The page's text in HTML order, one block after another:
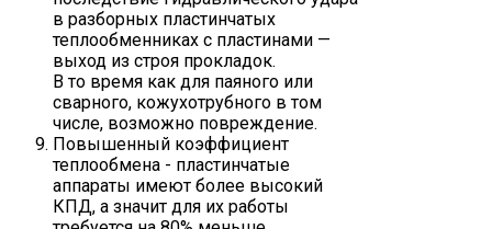
в разборных пластинчатых
теплообменниках с пластинами —
выход из строя прокладок.
В то время как для паяного или
сварного, кожухотрубного в том
числе, возможно повреждение.
Повышенный коэффициент
теплообмена - пластинчатые
аппараты имеют более высокий
КПД, а значит для их работы